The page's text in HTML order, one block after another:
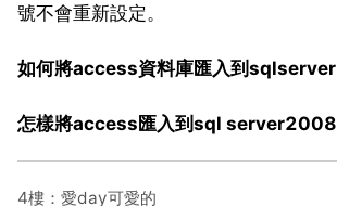
號不會重新設定。
如何將access資料庫匯入到sqlserver
怎樣將access匯入到sql server2008
4樓：愛day可愛的